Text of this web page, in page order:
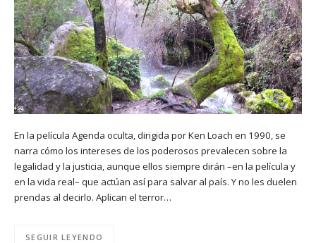
En la película Agenda oculta, dirigida por Ken Loach en 1990, se
narra cómo los intereses de los poderosos prevalecen sobre la
legalidad y la justicia, aunque ellos siempre dirán –en la película y
en la vida real– que actúan así para salvar al país. Y no les duelen
prendas al decirlo. Aplican el terror…
SEGUIR LEYENDO